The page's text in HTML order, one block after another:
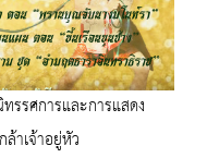
รรศการและการแสดง
าเจ้าอยู่หัว